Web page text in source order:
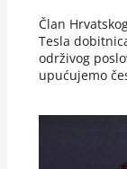
Član
Tesla
održivog
upućujemo